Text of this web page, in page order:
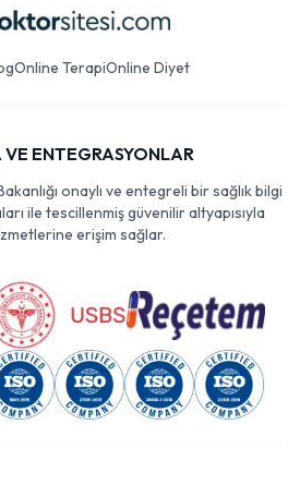
Online TerapiOnline Diyet
VE ENTEGRASYONLAR
onaylı ve entegreli bir sağlık bilgi
ile tescillenmiş güvenilir altyapısıyla
erişim sağlar.